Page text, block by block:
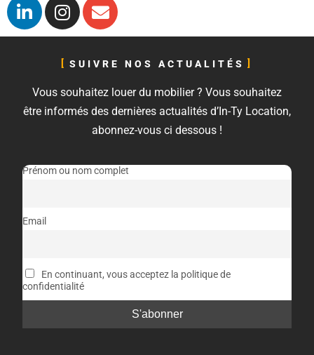
SUIVRE NOS ACTUALITÉS
Vous souhaitez louer du mobilier ? Vous souhaitez
être informés des dernières actualités d’In-Ty Location,
abonnez-vous ci dessous !
Prénom ou nom complet
Email
En continuant, vous acceptez la politique de
confidentialité